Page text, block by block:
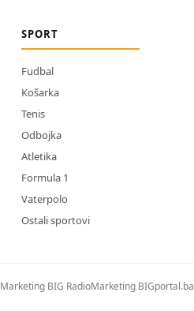
SPORT
Fudbal
Košarka
Tenis
Odbojka
Atletika
Formula 1
Vaterpolo
Ostali sportovi
Marketing BIG RadioMarketing BIGportal.ba